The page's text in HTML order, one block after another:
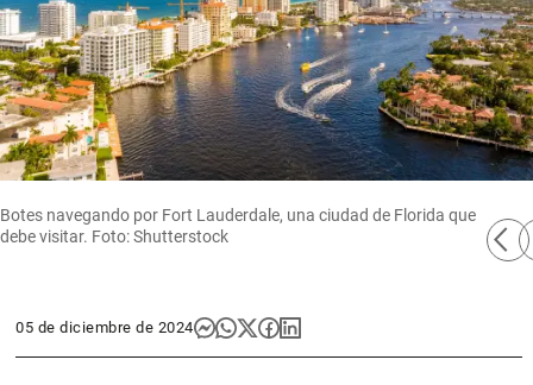
arrow_back_ios
Botes navegando por Fort Lauderdale, una ciudad de Florida que
debe visitar. Foto: Shutterstock
05 de diciembre de 2024